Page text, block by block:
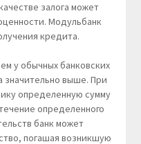
залога может
Модульбанк
кредита.
у обычных банковских
значительно выше. При
определенную сумму
определенного
банк может
погашая возникшую